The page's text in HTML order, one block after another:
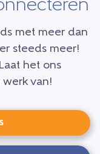
met meer dan
steeds meer!
het ons
van!